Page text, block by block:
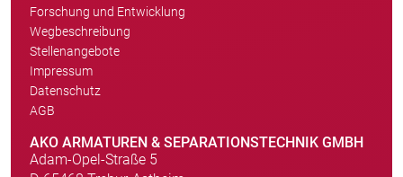
Forschung und Entwicklung
Wegbeschreibung
Stellenangebote
Impressum
Datenschutz
AGB
AKO ARMATUREN & SEPARATIONSTECHNIK GMBH
Adam-Opel-Straße 5